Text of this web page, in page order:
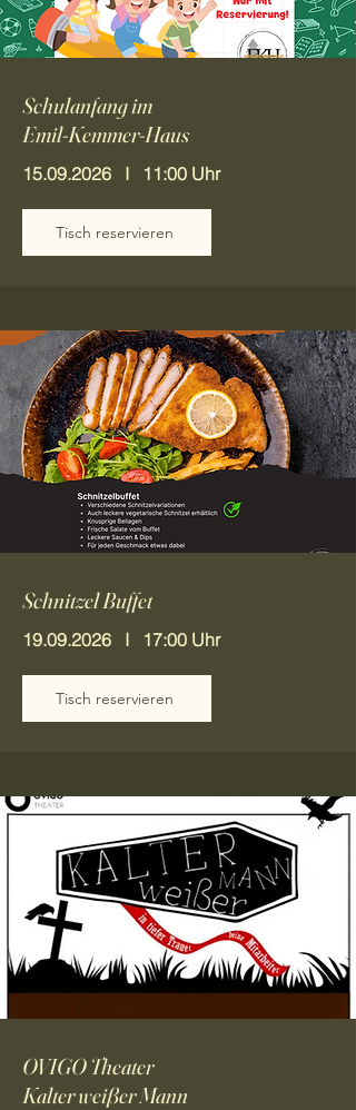
Schulanfang im
Emil-Kemmer-Haus
15.09.2026 I 11:00 Uhr
Tisch reservieren
Schnitzel Buffet
19.09.2026 I 17:00 Uhr
Tisch reservieren
OVIGO Theater
Kalter weißer Mann